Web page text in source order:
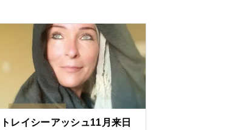
トレイシーアッシュ11月来日